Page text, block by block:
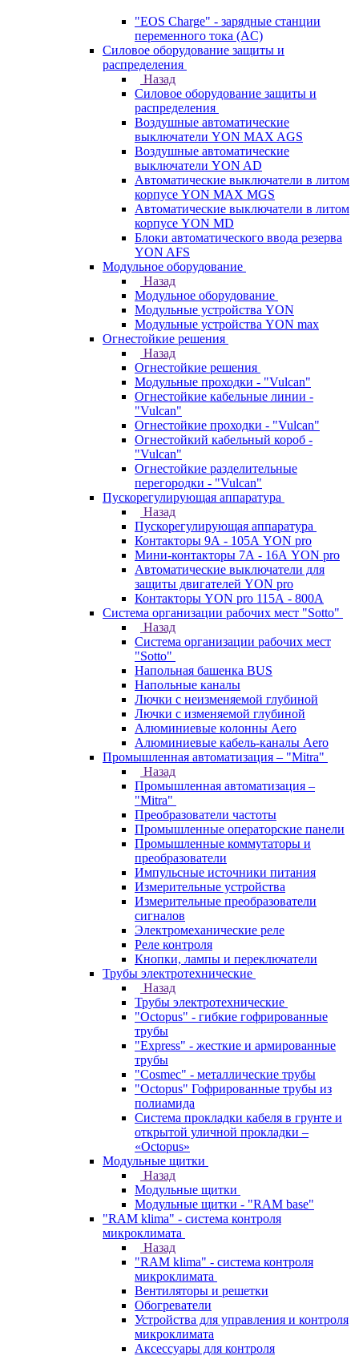
"EOS Charge" - зарядные станции
переменного тока (AC)
Силовое оборудование защиты и
распределения
Назад
Силовое оборудование защиты и
распределения
Воздушные автоматические
выключатели YON MAX AGS
Воздушные автоматические
выключатели YON AD
Автоматические выключатели в литом
корпусе YON MAX MGS
Автоматические выключатели в литом
корпусе YON MD
Блоки автоматического ввода резерва
YON AFS
Модульное оборудование
Назад
Модульное оборудование
Модульные устройства YON
Модульные устройства YON max
Огнестойкие решения
Назад
Огнестойкие решения
Модульные проходки - "Vulcan"
Огнестойкие кабельные линии -
"Vulcan"
Огнестойкие проходки - "Vulcan"
Огнестойкий кабельный короб -
"Vulcan"
Огнестойкие разделительные
перегородки - "Vulcan"
Пускорегулирующая аппаратура
Назад
Пускорегулирующая аппаратура
Контакторы 9А - 105А YON pro
Мини-контакторы 7А - 16А YON pro
Автоматические выключатели для
защиты двигателей YON pro
Контакторы YON pro 115А - 800А
Система организации рабочих мест "Sotto"
Назад
Система организации рабочих мест
"Sotto"
Напольная башенка BUS
Напольные каналы
Лючки с неизменяемой глубиной
Лючки с изменяемой глубиной
Алюминиевые колонны Aero
Алюминиевые кабель-каналы Aero
Промышленная автоматизация – "Mitra"
Назад
Промышленная автоматизация –
"Mitra"
Преобразователи частоты
Промышленные операторские панели
Промышленные коммутаторы и
преобразователи
Импульсные источники питания
Измерительные устройства
Измерительные преобразователи
сигналов
Электромеханические реле
Реле контроля
Кнопки, лампы и переключатели
Трубы электротехнические
Назад
Трубы электротехнические
"Octopus" - гибкие гофрированные
трубы
"Express" - жесткие и армированные
трубы
"Cosmec" - металлические трубы
"Octopus" Гофрированные трубы из
полиамида
Система прокладки кабеля в грунте и
открытой уличной прокладки –
«Octopus»
Модульные щитки
Назад
Модульные щитки
Модульные щитки - "RAM base"
"RAM klima" - система контроля
микроклимата
Назад
"RAM klima" - система контроля
микроклимата
Вентиляторы и решетки
Обогреватели
Устройства для управления и контроля
микроклимата
Аксессуары для контроля